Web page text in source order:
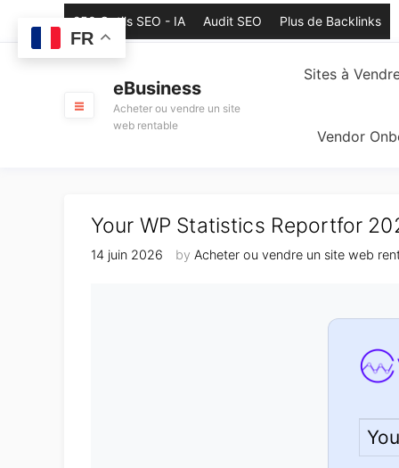
content
250 Outils SEO - IA Audit SEO Plus de Backlinks
eBusiness
Acheter ou vendre un site
web rentable
Sites à
Vendor
Your WP Statistics Reportfor
14 juin 2026 by Acheter ou vendre un site web
FR